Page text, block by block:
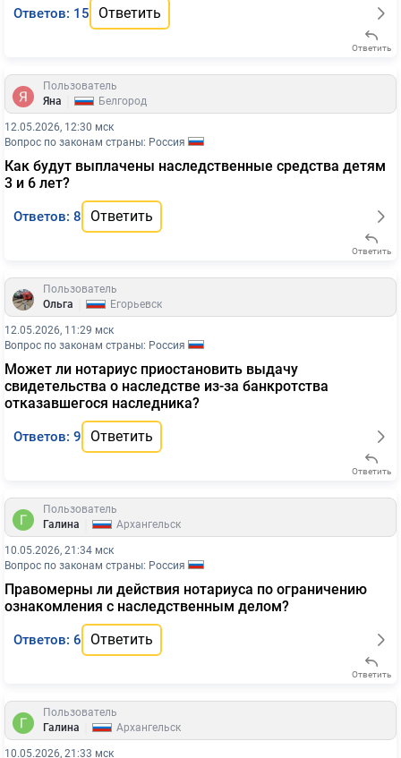
Ответов: 15 Ответить
Ответить
Пользователь
Яна
Белгород
12.05.2026, 12:30 мск
Вопрос по законам страны: Россия
Как будут выплачены наследственные средства детям
3 и 6 лет?
Ответов: 8 Ответить
Ответить
Пользователь
Ольга
Егорьевск
12.05.2026, 11:29 мск
Вопрос по законам страны: Россия
Может ли нотариус приостановить выдачу
свидетельства о наследстве из-за банкротства
отказавшегося наследника?
Ответов: 9 Ответить
Ответить
Пользователь
Галина
Архангельск
10.05.2026, 21:34 мск
Вопрос по законам страны: Россия
Правомерны ли действия нотариуса по ограничению
ознакомления с наследственным делом?
Ответов: 6 Ответить
Ответить
Пользователь
Галина
Архангельск
10.05.2026, 21:33 мск